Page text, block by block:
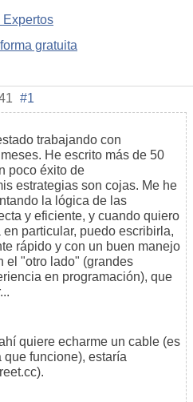
Expertos
gratuita
#1
trabajando con
He escrito más de 50
poco éxito de
estrategias son cojas. Me he
la lógica de las
y eficiente, y cuando quiero
particular, puedo escribirla,
rápido y con un buen manejo
el "otro lado" (grandes
en programación), que
quiere echarme un cable (es
funcione), estaría